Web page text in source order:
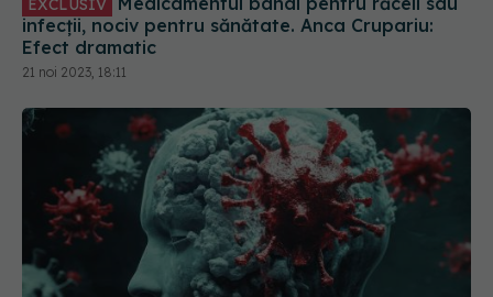
EXCLUSIV
infecții, nociv pentru sănătate. Anca Crupariu:
Efect dramatic
21 noi 2023, 18:11